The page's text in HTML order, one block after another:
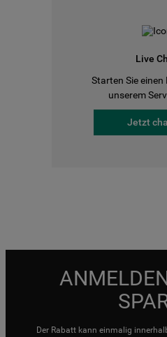
Live
Starten Sie einen
unserem
Jetzt
Der Rabatt kann einmalig